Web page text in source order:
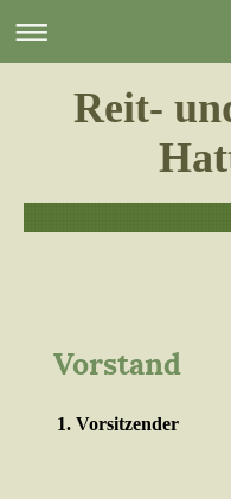
Reit-
Vorstand
1. Vorsitzender